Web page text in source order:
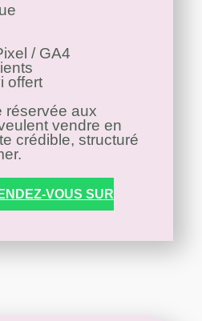
/ GA4
offert
réservée aux
vendre en
crédible, structuré
VOUS SUR